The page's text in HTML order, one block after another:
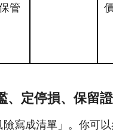
管
、定停損、保留
寫成清單」。你可